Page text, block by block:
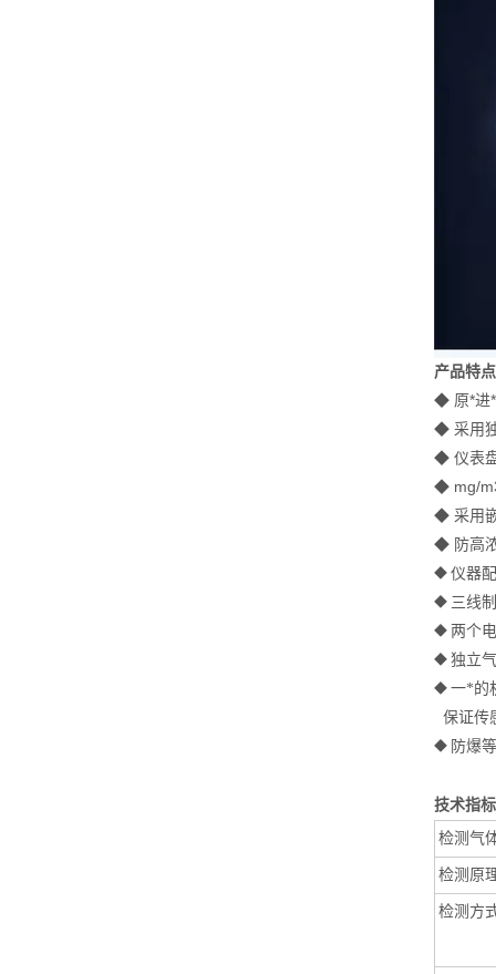
产品
◆ 原*进
◆ 采用
◆ 仪表
◆ mg/
◆ 采用
◆ 防高
◆ 仪器
◆ 三线
◆ 两个
◆ 独立
◆ 一*的
保证传
◆ 防爆
技术
检测气
检测原
检测方